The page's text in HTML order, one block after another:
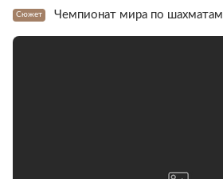
Сюжет Чемпионат мира по шахматам